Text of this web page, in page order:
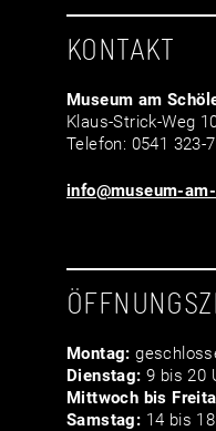
KONTAKT
Museum am
Klaus-Strick-Weg
Telefon: 0541 323-
info@museum-
Montag:
Dienstag: 9 bis 20
Mittwoch bis
Samstag: 14 bis